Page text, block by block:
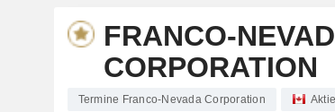
FRANCO-
CORPORATION
Termine Franco-Nevada Corporation